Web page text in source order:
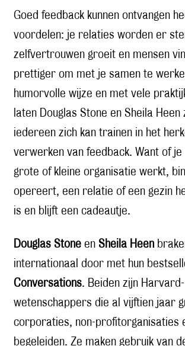
Goed feedback kunnen ontvangen
voordelen: je relaties worden er
zelfvertrouwen groeit en mensen
prettiger om met je samen te
humorvolle wijze en met vele
laten Douglas Stone en Sheila Heen
iedereen zich kan trainen in het
verwerken van feedback. Want of je
grote of kleine organisatie werkt,
opereert, een relatie of een gezin
is en blijft een cadeautje.
Douglas Stone en Sheila Heen
internationaal door met hun
Conversations. Beiden zijn Harvard-
wetenschappers die al vijftien jaar
corporaties, non-profitorganisaties
begeleiden. Ze maken gebruik van